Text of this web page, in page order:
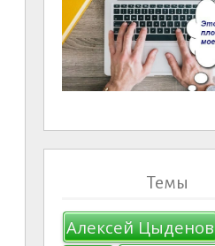
Темы
Алексей Цыденов